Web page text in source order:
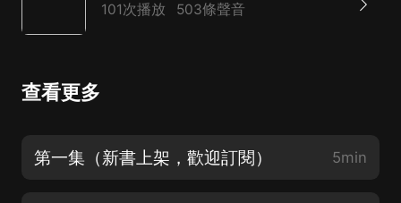
101次播放 503條聲音
查看更多
第一集（新書上架，歡迎訂閱） 5min